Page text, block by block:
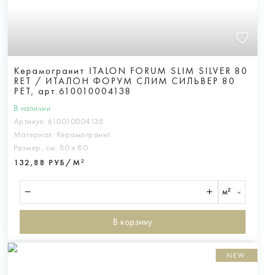
Керамогранит ITALON FORUM SLIM SILVER 80
RET / ИТАЛОН ФОРУМ СЛИМ СИЛЬВЕР 80
РЕТ, арт.610010004138
В наличии
Артикул: 610010004138
Материал: Керамогранит
Размер, см: 80 х 80
132,88 РУБ/М²
м²
В корзину
NEW